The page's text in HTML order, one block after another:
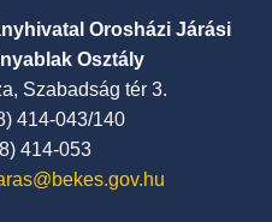
Orosházi Járási
Osztály
Szabadság tér 3.
414-043/140
414-053